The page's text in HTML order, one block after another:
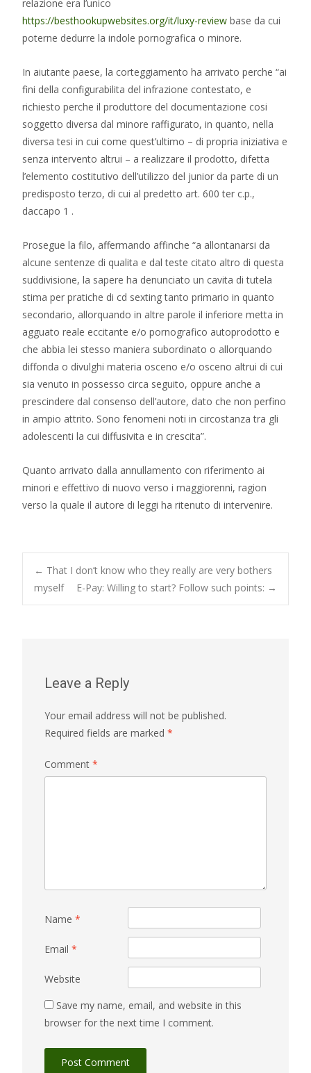
relazione era l’unico
https://besthookupwebsites.org/it/luxy-review base da cui
poterne dedurre la indole pornografica o minore.
In aiutante paese, la corteggiamento ha arrivato perche “ai
fini della configurabilita del infrazione contestato, e
richiesto perche il produttore del documentazione cosi
soggetto diversa dal minore raffigurato, in quanto, nella
diversa tesi in cui come quest’ultimo – di propria iniziativa e
senza intervento altrui – a realizzare il prodotto, difetta
l’elemento costitutivo dell’utilizzo del junior da parte di un
predisposto terzo, di cui al predetto art. 600 ter c.p.,
daccapo 1 .
Prosegue la filo, affermando affinche “a allontanarsi da
alcune sentenze di qualita e dal teste citato altro di questa
suddivisione, la sapere ha denunciato un cavita di tutela
stima per pratiche di cd sexting tanto primario in quanto
secondario, allorquando in altre parole il inferiore metta in
agguato reale eccitante e/o pornografico autoprodotto e
che abbia lei stesso maniera subordinato o allorquando
diffonda o divulghi materia osceno e/o osceno altrui di cui
sia venuto in possesso circa seguito, oppure anche a
prescindere dal consenso dell’autore, dato che non perfino
in ampio attrito. Sono fenomeni noti in circostanza tra gli
adolescenti la cui diffusivita e in crescita”.
Quanto arrivato dalla annullamento con riferimento ai
minori e effettivo di nuovo verso i maggiorenni, ragion
verso la quale il autore di leggi ha ritenuto di intervenire.
Post
← That I don’t know who they really are very bothers
myself
E-Pay: Willing to start? Follow such points: →
Leave a Reply
Your email address will not be published.
Required fields are marked *
Comment *
Name *
Email *
Website
Save my name, email, and website in this
browser for the next time I comment.